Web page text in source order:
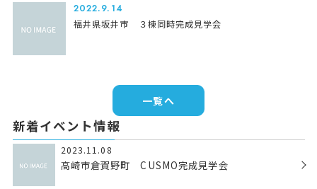
2022.9.14
福井県坂井市 ３棟同時完成見学会
一覧へ
新着イベント情報
2023.11.08
高崎市倉賀野町 CUSMO完成見学会